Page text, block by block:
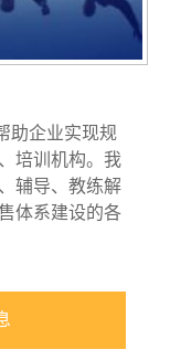
助企业实现规
培训机构。我
辅导、教练解
体系建设的各